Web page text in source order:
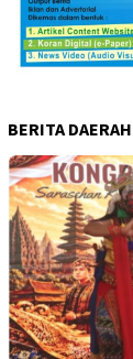
BERITA DAERAH